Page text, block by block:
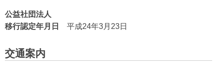
公益社団法人
移行認定年月日
平成24年3月23日
交通案内